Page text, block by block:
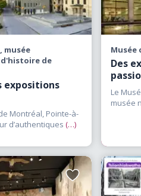
savoir-faire
artistiques. Chaque
marquantes pour
colorés et
rassemblements
occupe une place
d’interprétation et
différent. Les
autochtones à la
autochtones
recettes
musée
de
expositions
Montréal, Pointe-à-
d’authentiques (…)
Musée
Des
Le
musée
Ajouter
aux